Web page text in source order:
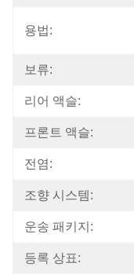
용법:
보류:
리어 액슬:
프론트 액슬:
전염:
조향 시스템:
운송 패키지:
등록 상표: